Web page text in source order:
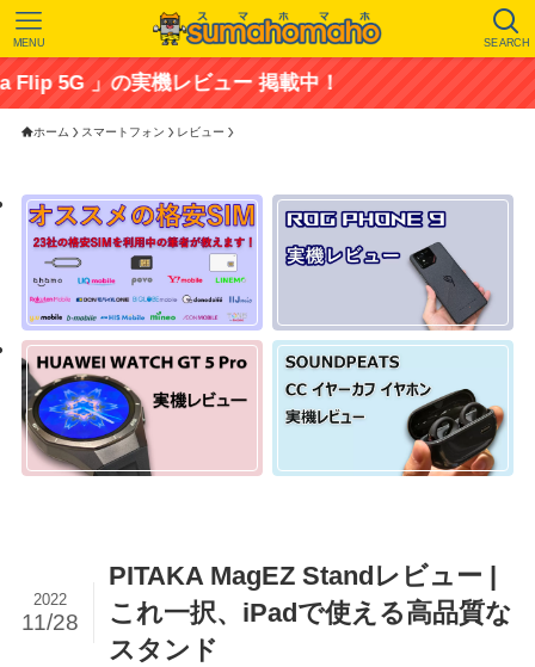
SEARCH
MENU
レビュー 掲載中！
ホーム スマートフォン レビュー
PITAKA MagEZ Standレビュー |
これ一択、iPadで使える高品質な
スタンド
2022
11/28